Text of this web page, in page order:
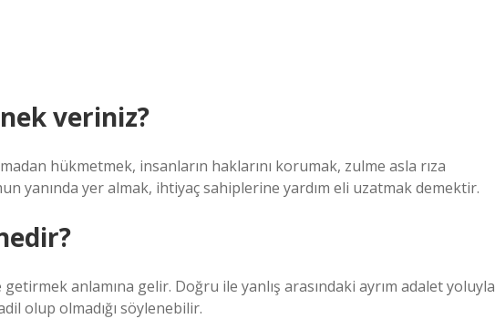
veriniz?
hükmetmek, insanların haklarını korumak, zulme asla rıza
yanında yer almak, ihtiyaç sahiplerine yardım eli uzatmak demektir.
anlamına gelir. Doğru ile yanlış arasındaki ayrım adalet yoluyla
olup olmadığı söylenebilir.